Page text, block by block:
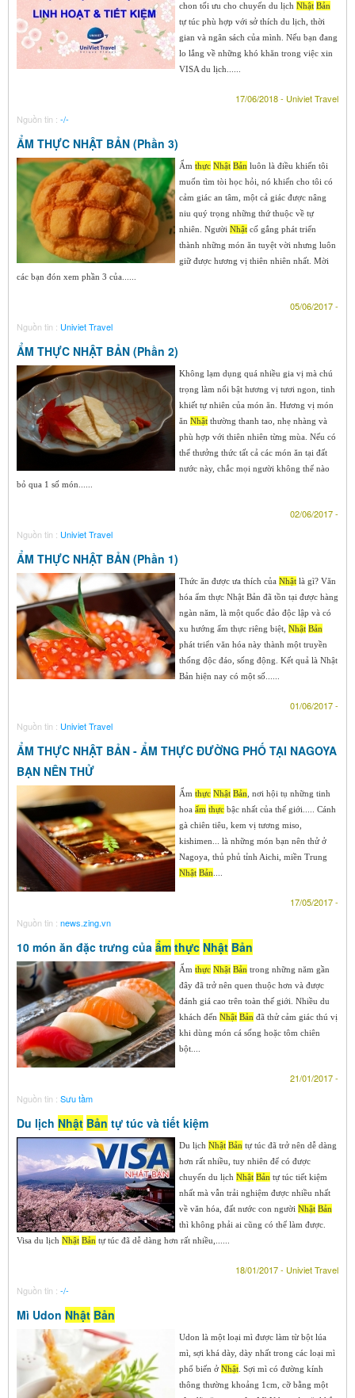
chon tối ưu cho chuyến du lịch Nhật Bản
tự túc phù hợp với sở thích du lịch, thời
gian và ngân sách của mình. Nếu bạn đang
lo lắng về những khó khăn trong việc xin
VISA du lịch......
17/06/2018 - Univiet Travel
Nguồn tin : -/-
ẨM THỰC NHẬT BẢN (Phần 3)
Ẩm thực Nhật Bản luôn là điều khiến tôi
muốn tìm tòi học hỏi, nó khiến cho tôi có
cảm giác an tâm, một cả giác được nâng
niu quý trọng những thứ thuộc về tự
nhiên. Người Nhật cố gắng phát triển
thành những món ăn tuyệt vời nhưng luôn
giữ được hương vị thiên nhiên nhất. Mời
các bạn đón xem phần 3 của......
05/06/2017 -
Nguồn tin : Univiet Travel
ẨM THỰC NHẬT BẢN (Phần 2)
Không lạm dụng quá nhiều gia vị mà chú
trọng làm nổi bật hương vị tươi ngon, tinh
khiết tự nhiên của món ăn. Hương vị món
ăn Nhật thường thanh tao, nhẹ nhàng và
phù hợp với thiên nhiên từng mùa. Nếu có
thể thưởng thức tất cả các món ăn tại đất
nước này, chắc mọi người không thể nào
bỏ qua 1 số món......
02/06/2017 -
Nguồn tin : Univiet Travel
ẨM THỰC NHẬT BẢN (Phần 1)
Thức ăn được ưa thích của Nhật là gì? Văn
hóa ẩm thực Nhật Bản đã tồn tại được hàng
ngàn năm, là một quốc đảo độc lập và có
xu hướng ẩm thực riêng biệt, Nhật Bản
phát triển văn hóa này thành một truyền
thống độc đáo, sống động. Kết quả là Nhật
Bản hiện nay có một số......
01/06/2017 -
Nguồn tin : Univiet Travel
ẨM THỰC NHẬT BẢN - ẨM THỰC ĐƯỜNG PHỐ TẠI NAGOYA
BẠN NÊN THỬ
Ẩm thực Nhật Bản , nơi hội tụ những tinh
hoa ẩm thực bậc nhất của thế giới..... Cánh
gà chiên tiêu, kem vị tương miso,
kishimen... là những món bạn nên thử ở
Nagoya, thủ phủ tỉnh Aichi, miền Trung
Nhật Bản
17/05/2017 -
Nguồn tin : news.zing.vn
10 món ăn đặc trưng của ẩm thực Nhật Bản
Ẩm thực Nhật Bản trong những năm gần
đây đã trở nên quen thuộc hơn và được
đánh giá cao trên toàn thế giới. Nhiều du
khách đến Nhật Bản đã thử cảm giác thú vị
khi dùng món cá sống hoặc tôm chiên
bột....
21/01/2017 -
Nguồn tin : Sưu tầm
Du lịch Nhật Bản tự túc và tiết kiệm
Du lịch Nhật Bản tự túc đã trở nên dễ dàng
hơn rất nhiều, tuy nhiên để có được
chuyến du lịch Nhật Bản tự túc tiết kiệm
nhất mà vẫn trải nghiệm được nhiều nhất
về văn hóa, đất nước con người Nhật Bản
thì không phải ai cũng có thể làm được.
Visa du lịch Nhật Bản tự túc đã dễ dàng hơn rất nhiều,......
18/01/2017 - Univiet Travel
Nguồn tin : -/-
Mì Udon Nhật Bản
Udon là một loại mì được làm từ bột lúa
mì, sợi khá dày, dày nhất trong các loại mì
phổ biến ở Nhật . Sợi mì có đường kính
thông thường khoảng 1cm, cỡ bằng một